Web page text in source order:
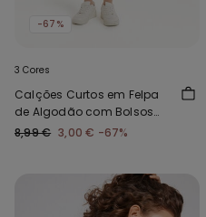
-67%
3 Cores
Calções Curtos em Felpa
de Algodão com Bolsos
Menino
8,99 € 3,00 € -67%